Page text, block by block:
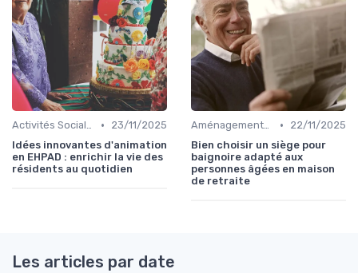
Activités Sociales et Loisirs •
23/11/2025
Idées innovantes d'animation
en EHPAD : enrichir la vie des
résidents au quotidien
Aménagements pour Personnes à Mobilité Réduite •
22/11/2025
Bien choisir un siège pour
baignoire adapté aux
personnes âgées en maison
de retraite
Les articles par date